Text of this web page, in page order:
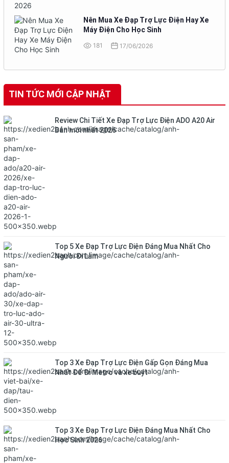
Nên Mua Xe Đạp Trợ Lực Điện Hay Xe
Máy Điện Cho Học Sinh
181 17/06/2026
TIN TỨC MỚI CẬP NHẬT
Review Chi Tiết Xe Đạp Trợ Lực Điện ADO A20 Air
Bản mới nhất 2026
Top 5 Xe Đạp Trợ Lực Điện Đáng Mua Nhất Cho
Người Đi Làm
Top 3 Xe Đạp Trợ Lực Điện Gấp Gọn Đáng Mua
Nhất Để Đi Metro và xe buýt
Top 3 Xe Đạp Trợ Lực Điện Đáng Mua Nhất Cho
Học Sinh 2026